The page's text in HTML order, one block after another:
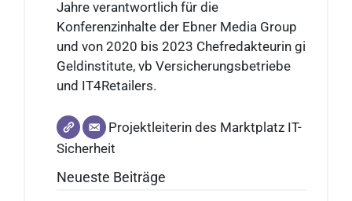
Jahre verantwortlich für die
Konferenzinhalte der Ebner Media Group
und von 2020 bis 2023 Chefredakteurin gi
Geldinstitute, vb Versicherungsbetriebe
und IT4Retailers.
Projektleiterin des Marktplatz IT-
Sicherheit
Neueste Beiträge